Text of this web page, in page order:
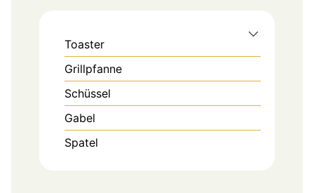
Toaster
Grillpfanne
Schüssel
Gabel
Spatel